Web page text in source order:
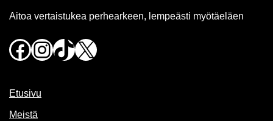
Aitoa vertaistukea perhearkeen, lempeästi myötäeläen
Facebook
Instagram
TikTok
X
Etusivu
Meistä